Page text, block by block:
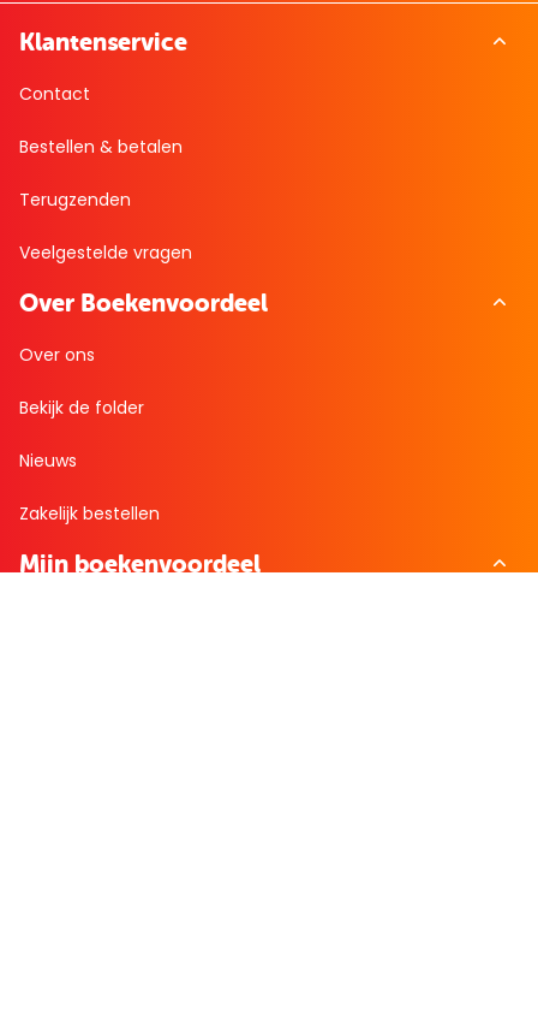
Klantenservice
Contact
Bestellen & betalen
Terugzenden
Veelgestelde vragen
Over Boekenvoordeel
Over ons
Bekijk de folder
Nieuws
Zakelijk bestellen
Mijn boekenvoordeel